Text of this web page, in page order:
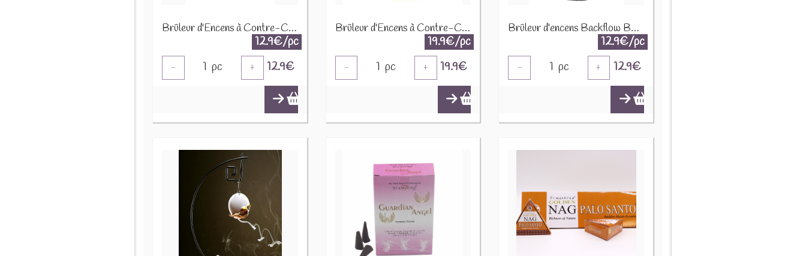
Brûleur d'Encens à Contre-Courant - Lune 12 cm 75678
12.9€/pc
- 1 pc + 12.9€
Brûleur d'Encens à Contre-Courant - Tube d'Unité - BackF-70
19.9€/pc
- 1 pc + 19.9€
Brûleur d'encens Backflow Bouddha Pont 11cm BFC-J42
12.9€/pc
- 1 pc + 12.9€